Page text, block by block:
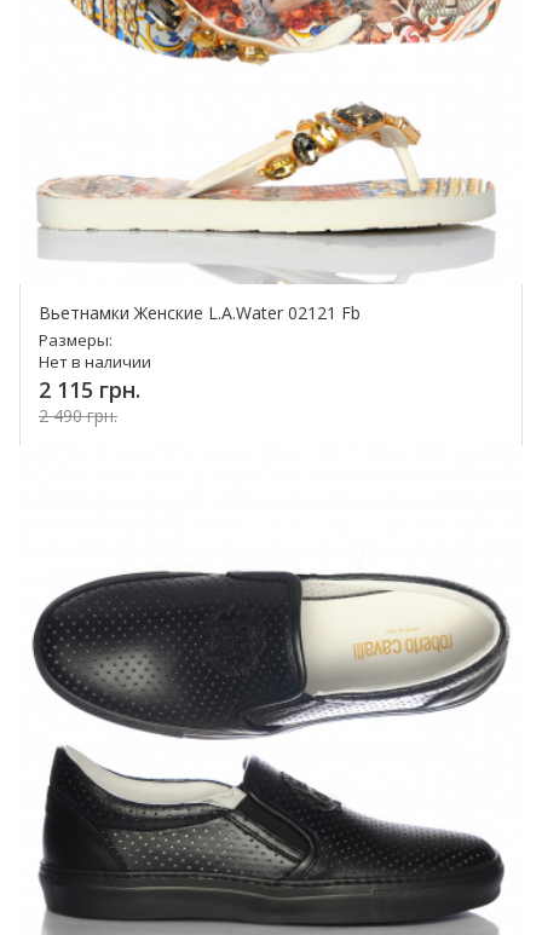
Вьетнамки Женские L.A.Water 02121 Fb
Размеры:
Нет в наличии
2 115 грн.
2 490 грн.